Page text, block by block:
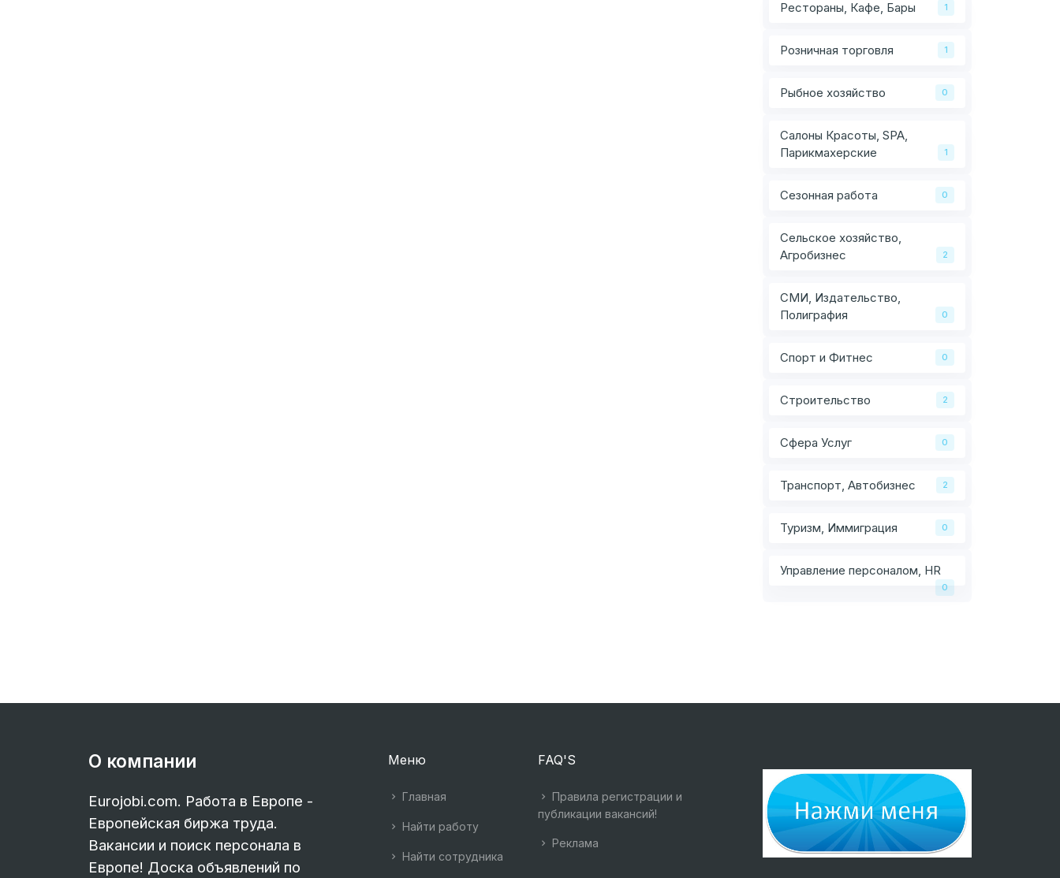
Рестораны, Кафе, Бары 1
Розничная торговля 1
Рыбное хозяйство 0
Салоны Красоты, SPA,
Парикмахерские
1
Сезонная работа 0
Сельское хозяйство,
Агробизнес
2
СМИ, Издательство,
Полиграфия
0
Спорт и Фитнес 0
Строительство 2
Сфера Услуг 0
Транспорт, Автобизнес 2
Туризм, Иммиграция 0
Управление персоналом, HR
0
О компании
Eurojobi.com. Работа в Европе -
Европейская биржа труда.
Вакансии и поиск персонала в
Европе! Доска объявлений по
Меню
Главная
Найти работу
Найти сотрудника
FAQ'S
Правила регистрации и
публикации вакансий!
Реклама